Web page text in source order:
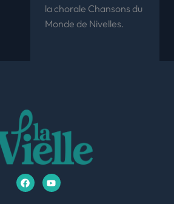
la chorale Chansons du
Monde de Nivelles.
F
a
c
e
Y
o
u
t